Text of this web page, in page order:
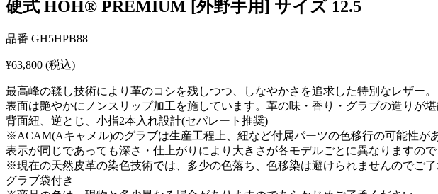
硬式 HOH® PREMIUM [外野手用] サイズ 12.5
品番 GH5HPB88
¥63,800 (税込)
最高峰の鞣し技術により革のコシを残しつつ、しなやかさを追求した特別なレザー。
表面は艶やかにノンスリップ加工を施しています。革の味・香り・グラブの造りが堪
背面紐、逆とじ、小指2本入れ設計(セパレート推奨)
※ACAM(Aキャメル)のグラブは生産工程上、紐など付属パーツの色移行の可能性が
表示が同じであっても深さ・仕上がりにより大きさが各モデルごとに異なりますので
※現在の天然皮革の染色技術では、多少の色落ち、色移染は避けられませんのでご了
グラブ袋付き